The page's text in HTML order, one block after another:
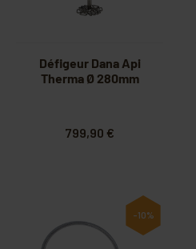
Défigeur Dana Api
Therma Ø 280mm
799,90 €
-10%